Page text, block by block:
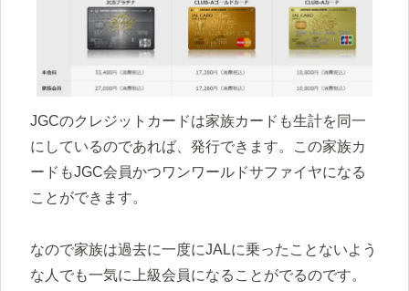
JGCのクレジットカードは家族カードも生計を同一
にしているのであれば、発行できます。この家族カ
ードもJGC会員かつワンワールドサファイヤになる
ことができます。
なので家族は過去に一度にJALに乗ったことないよう
な人でも一気に上級会員になることがでるのです。